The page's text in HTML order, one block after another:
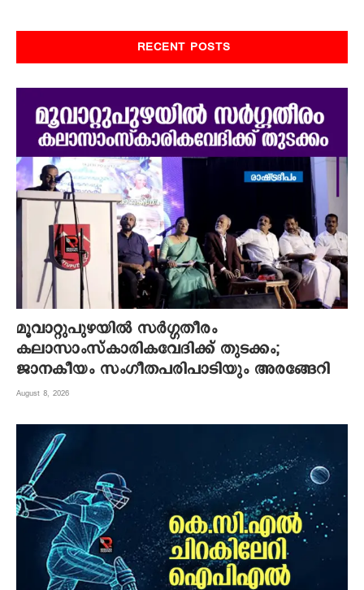
RECENT POSTS
മൂവാറ്റുപുഴയില്‍ സര്‍ഗ്ഗതീരം
കലാസാംസ്‌കാരികവേദിക്ക് തുടക്കം;
ജാനകീയം സംഗീതപരിപാടിയും അരങ്ങേറി
August 8, 2026